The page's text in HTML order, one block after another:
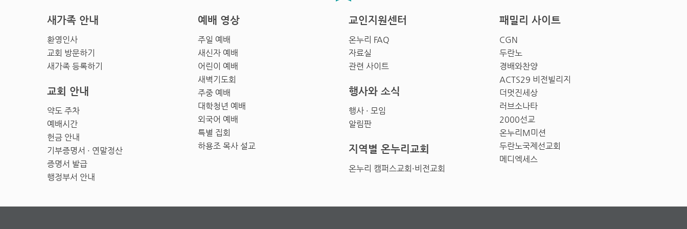
새가족 안내
환영인사
교회 방문하기
새가족 등록하기
예배 영상
주일 예배
새신자 예배
어린이 예배
새벽기도회
주중 예배
대학청년 예배
외국어 예배
특별 집회
하용조 목사 설교
교인지원센터
온누리 FAQ
자료실
관련 사이트
패밀리 사이트
CGN
두란노
경배와찬양
ACTS29 비전빌리지
더멋진세상
러브소나타
2000선교
온누리M미션
두란노국제선교회
메디엑세스
교회 안내
약도 주차
예배시간
헌금 안내
기부증명서 · 연말정산
증명서 발급
행정부서 안내
행사와 소식
행사 · 모임
알림판
지역별 온누리교회
온누리 캠퍼스교회·비전교회